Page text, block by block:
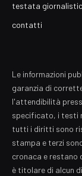
testata
contatti
Le informazioni
garanzia di
l'attendibilità
specificato, i testi
tutti i diritti sono
stampa e terzi
cronaca e restano
è titolare di alcun